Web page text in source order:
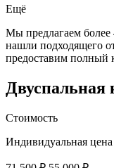
Ещё
Мы предлагаем
нашли подходящего
предоставим полный
Двуспальная
Стоимость
Индивидуальная цена